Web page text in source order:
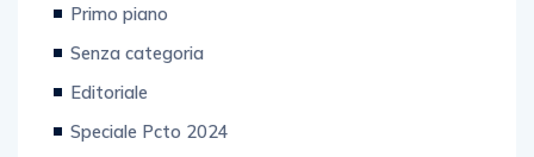
Primo piano
Senza categoria
Editoriale
Speciale Pcto 2024